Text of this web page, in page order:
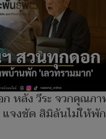
หลัง วีระ จวกคุณภ
จงชัด สิมิลันไม่ให้พัก